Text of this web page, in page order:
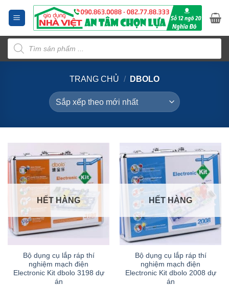
dung
Tìm
kiếm
sản
phẩm
TRANG CHỦ / DBOLO
HẾT HÀNG
Bộ dụng cụ lắp ráp thí
nghiệm mạch điện
Electronic Kit dbolo 3198 dự
án
HẾT HÀNG
Bộ dụng cụ lắp ráp thí
nghiệm mạch điện
Electronic Kit dbolo 2008 dự
án